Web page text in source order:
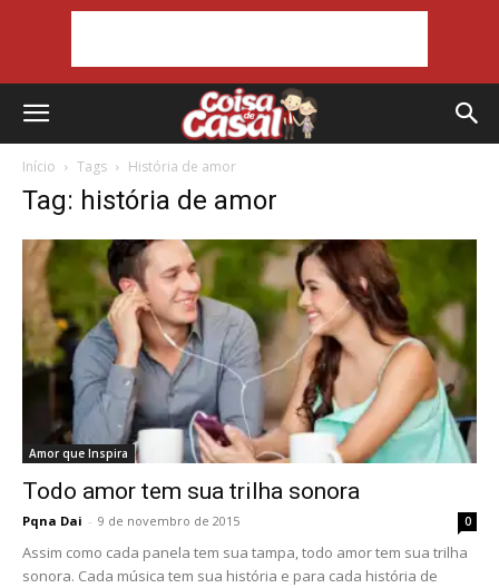
Início Tags História de amor
Tag: história de amor
Amor que Inspira
Todo amor tem sua trilha sonora
Pqna Dai - 9 de novembro de 2015 0
Assim como cada panela tem sua tampa, todo amor tem sua trilha
sonora. Cada música tem sua história e para cada história de